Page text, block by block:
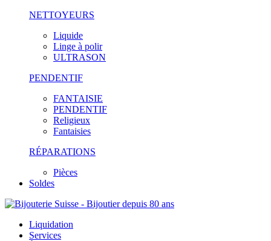
NETTOYEURS
Liquide
Linge à polir
ULTRASON
PENDENTIF
FANTAISIE
PENDENTIF
Religieux
Fantaisies
RÉPARATIONS
Pièces
Soldes
Liquidation
Services